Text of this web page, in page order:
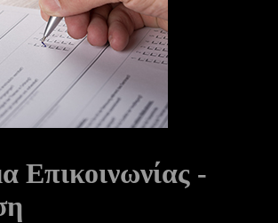
Επικοινωνίας -